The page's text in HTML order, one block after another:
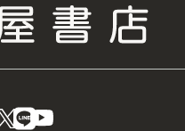
instagram
X LINE